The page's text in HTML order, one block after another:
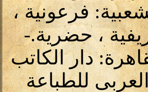
فرعونية ،
، حضرية.-
دار الكاتب
للطباعة